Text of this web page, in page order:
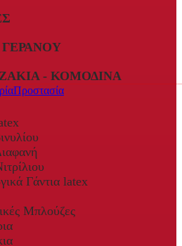
- ΚΟΜΟΔΊΝΑ
Προστασία
Γάντια latex
Μπλούζες